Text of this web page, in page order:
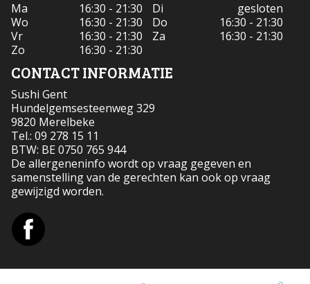
Ma 16:30 - 21:30 Di
gesloten
Wo
16:30 - 21:30 Do
16:30 - 21:30
Vr
16:30 - 21:30 Za
16:30 - 21:30
Zo
16:30 - 21:30
CONTACT INFORMATIE
Sushi Gent
Hundelgemsesteenweg 329
9820 Merelbeke
Tel.: 09 278 15 11
BTW: BE 0750 765 944
De allergeneninfo wordt op vraag gegeven en
samenstelling van de gerechten kan ook op vraag
gewijzigd worden.